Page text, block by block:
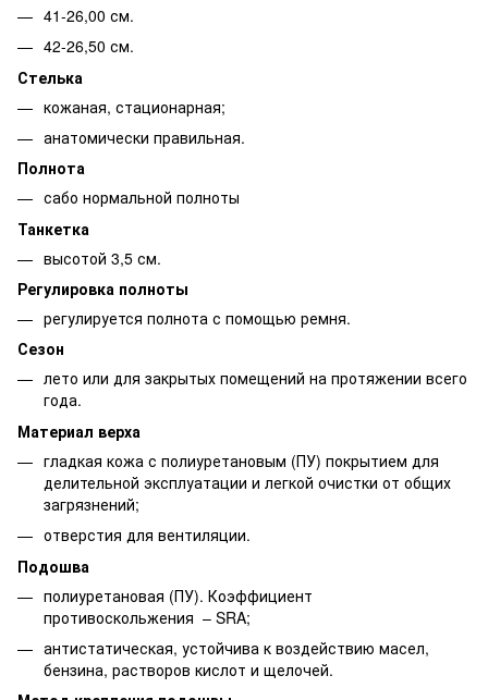
41-26,00 см.
42-26,50 см.
Стелька
кожаная, стационарная;
анатомически правильная.
Полнота
сабо нормальной полноты
Танкетка
высотой 3,5 см.
Регулировка полноты
регулируется полнота с помощью ремня.
Сезон
лето или для закрытых помещений на протяжении всего
года.
Материал верха
гладкая кожа с полиуретановым (ПУ) покрытием для
делительной эксплуатации и легкой очистки от общих
загрязнений;
отверстия для вентиляции.
Подошва
полиуретановая (ПУ). Коэффициент
противоскольжения – SRA;
антистатическая, устойчива к воздействию масел,
бензина, растворов кислот и щелочей.